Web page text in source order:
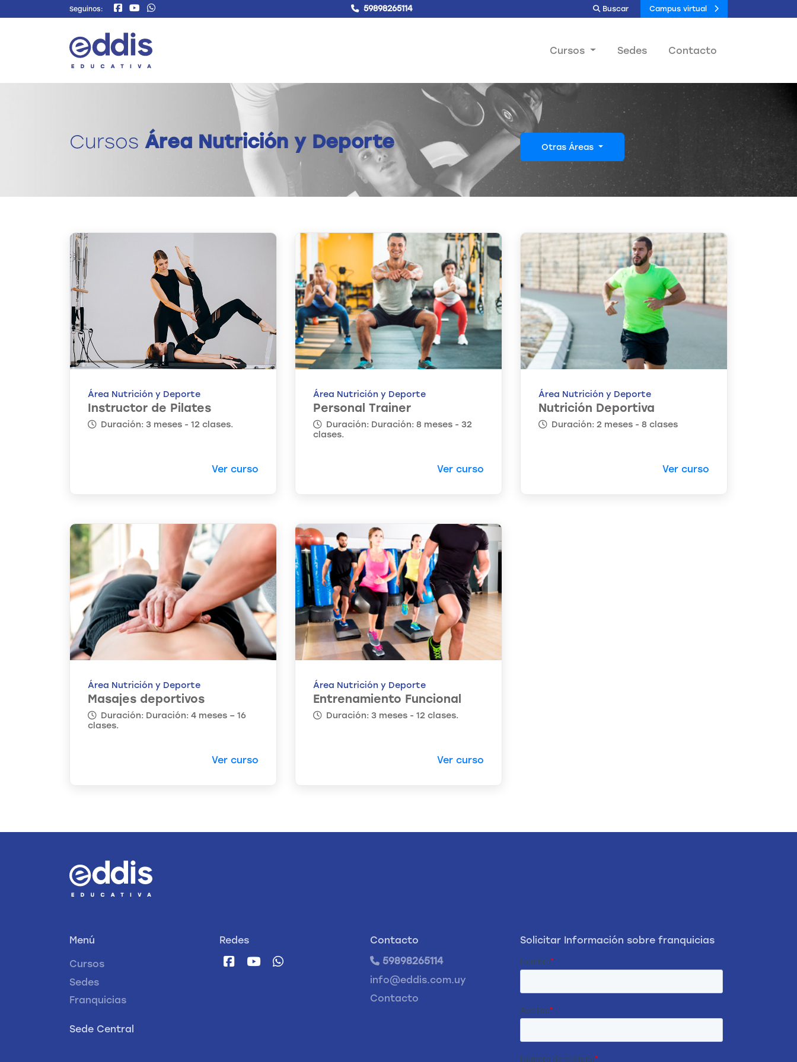
Seguinos: 59898265114 Buscar Campus virtual
Cursos Sedes Contacto
Cursos Área Nutrición y Deporte Otras Áreas
Área Nutrición y Deporte
Instructor de Pilates
Duración: 3 meses - 12 clases.
Ver curso
Área Nutrición y Deporte
Personal Trainer
Duración: Duración: 8 meses - 32
clases.
Ver curso
Área Nutrición y Deporte
Nutrición Deportiva
Duración: 2 meses - 8 clases
Ver curso
Área Nutrición y Deporte
Masajes deportivos
Duración: Duración: 4 meses – 16
clases.
Ver curso
Área Nutrición y Deporte
Entrenamiento Funcional
Duración: 3 meses - 12 clases.
Ver curso
Menú
Cursos
Sedes
Franquicias
Redes
Contacto
59898265114
info@eddis.com.uy
Contacto
Sede Central
Solicitar Información sobre franquicias